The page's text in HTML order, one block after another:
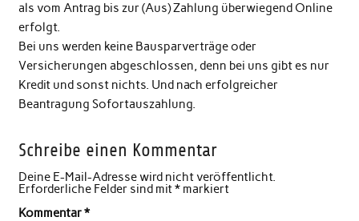
als vom Antrag bis zur (Aus) Zahlung überwiegend Online
erfolgt.
Bei uns werden keine Bausparverträge oder
Versicherungen abgeschlossen, denn bei uns gibt es nur
Kredit und sonst nichts. Und nach erfolgreicher
Beantragung Sofortauszahlung.
Schreibe einen Kommentar
Deine E-Mail-Adresse wird nicht veröffentlicht.
Erforderliche Felder sind mit*markiert
Kommentar*